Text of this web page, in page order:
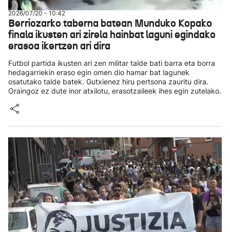
2026/07/20 - 10:42
Berriozarko taberna batean Munduko Kopako
finala ikusten ari zirela hainbat laguni egindako
erasoa ikertzen ari dira
Futbol partida ikusten ari zen militar talde bati barra eta borra
hedagarriekin eraso egin omen dio hamar bat lagunek
osatutako talde batek. Gutxienez hiru pertsona zauritu dira.
Oraingoz ez dute inor atxilotu, erasotzaileek ihes egin zutelako.